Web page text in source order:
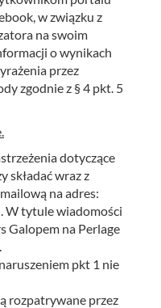
w związku z
na swoim
o wynikach
przez
zgodnie z § 4 pkt. 5
dotyczące
składać wraz z
na adres:
W tytule wiadomości
Galopem na Perlage
pkt 1 nie
rozpatrywane przez